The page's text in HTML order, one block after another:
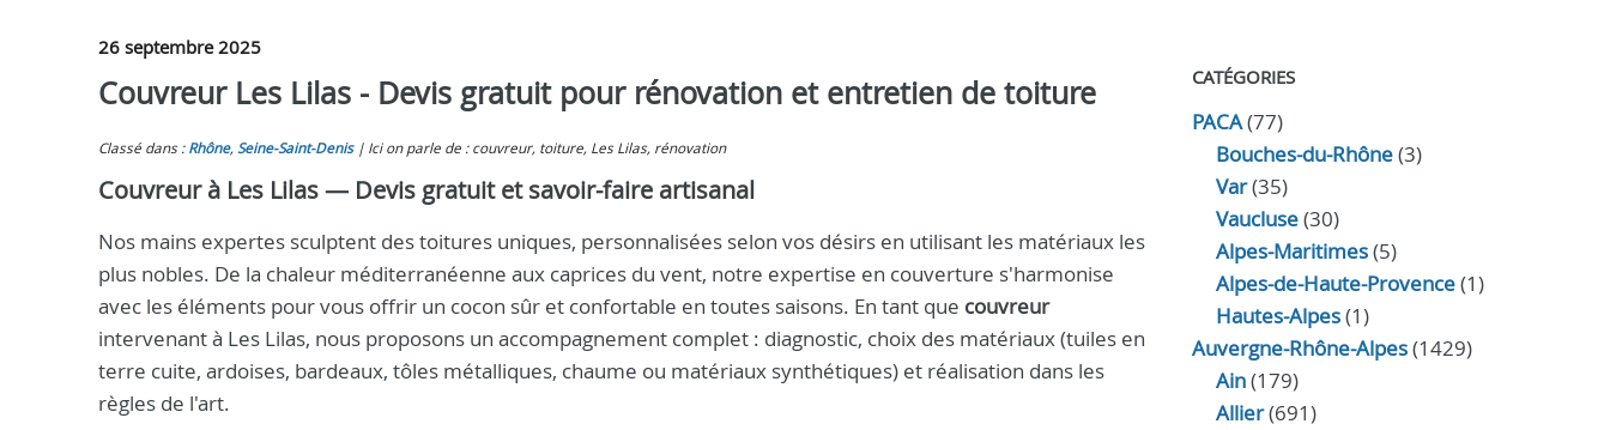
26 septembre 2025
Couvreur Les Lilas - Devis gratuit pour rénovation et entretien de toiture
Classé dans : Rhône, Seine-Saint-Denis Ici on parle de : couvreur, toiture, Les Lilas, rénovation
Couvreur à Les Lilas — Devis gratuit et savoir-faire artisanal
Nos mains expertes sculptent des toitures uniques, personnalisées selon vos désirs en utilisant les matériaux les
plus nobles. De la chaleur méditerranéenne aux caprices du vent, notre expertise en couverture s'harmonise
avec les éléments pour vous offrir un cocon sûr et confortable en toutes saisons. En tant que couvreur
intervenant à Les Lilas, nous proposons un accompagnement complet : diagnostic, choix des matériaux (tuiles en
terre cuite, ardoises, bardeaux, tôles métalliques, chaume ou matériaux synthétiques) et réalisation dans les
règles de l'art.
CATÉGORIES
PACA(77)
Bouches-du-Rhône(3)
Var(35)
Vaucluse(30)
Alpes-Maritimes(5)
Alpes-de-Haute-Provence(1)
Hautes-Alpes(1)
Auvergne-Rhône-Alpes(1429)
Ain(179)
Allier(691)